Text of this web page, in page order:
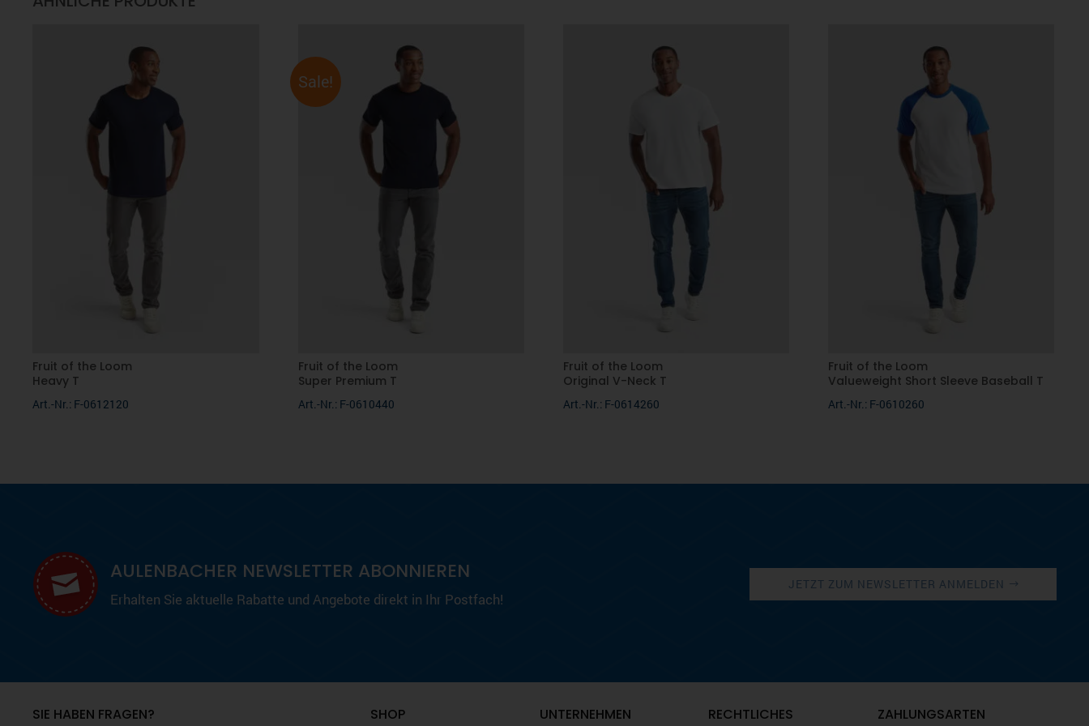
Fruit of the Loom
Heavy T
Art.-Nr.: F-0612120
Sale!
Fruit of the Loom
Super Premium T
Art.-Nr.: F-0610440
Fruit of the Loom
Original V-Neck T
Art.-Nr.: F-0614260
Fruit of the Loom
Valueweight Short Sleeve Baseball T
Art.-Nr.: F-0610260
AULENBACHER NEWSLETTER ABONNIEREN
Erhalten Sie aktuelle Rabatte und Angebote direkt in Ihr Postfach!
JETZT ZUM NEWSLETTER ANMELDEN
SIE HABEN FRAGEN? SHOP UNTERNEHMEN RECHTLICHES ZAHLUNGSARTEN